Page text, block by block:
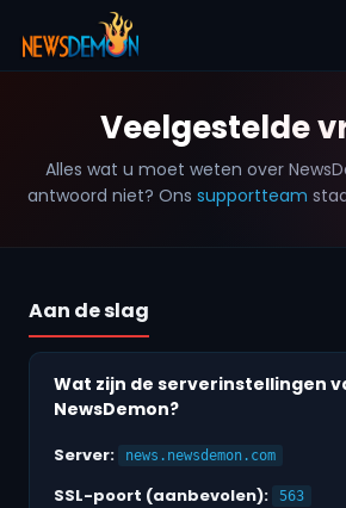
Veelgestelde
Alles wat u moet weten over
antwoord niet? Ons supportteam
Aan de slag
Wat zijn de serverinstellingen
NewsDemon?
Server: news.newsdemon.com
SSL-poort (aanbevolen): 563